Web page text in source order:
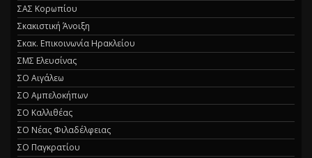
ΣΑΣ Κορωπίου
Σκακιστική Άνοιξη
Σκακ. Επικοινωνία Ηρακλείου
ΣΜΣ Ελευσίνας
ΣΟ Αιγάλεω
ΣΟ Αμπελοκήπων
ΣΟ Καλλιθέας
ΣΟ Νέας Φιλαδέλφειας
ΣΟ Παγκρατίου